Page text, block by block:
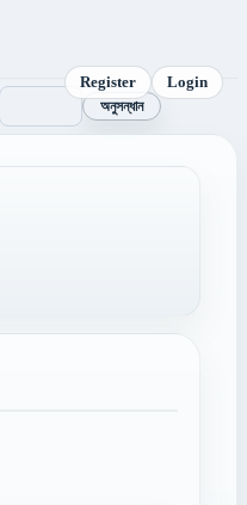
Register Login
অনুসন্ধান